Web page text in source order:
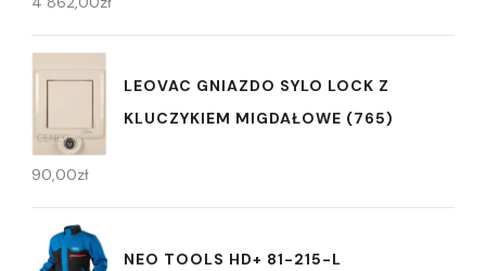
LEOVAC GNIAZDO SYLO LOCK Z
KLUCZYKIEM MIGDAŁOWE (765)
90,00zł
NEO TOOLS HD+ 81-215-L